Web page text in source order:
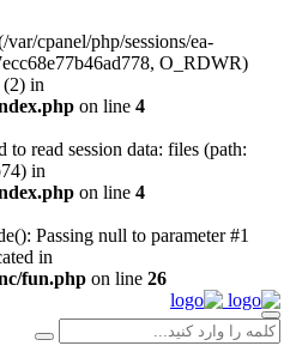
var/cpanel/php/sessions/ea-
O_RDWR)
in
on line 4
to read session data: files (path:
in
on line 4
Passing null to parameter #1
in
fun.php on line 26